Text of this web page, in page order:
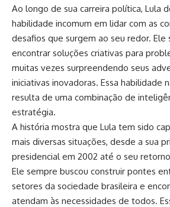
Ao longo de sua carreira política, Lula
habilidade incomum em lidar com as
desafios que surgem ao seu redor. Ele
encontrar soluções criativas para
muitas vezes surpreendendo seus
iniciativas inovadoras. Essa habilidade
resulta de uma combinação de
estratégia.
A história mostra que Lula tem sido
mais diversas situações, desde a sua
presidencial em 2002 até o seu
Ele sempre buscou construir pontes
setores da sociedade brasileira e
atendam às necessidades de todos.